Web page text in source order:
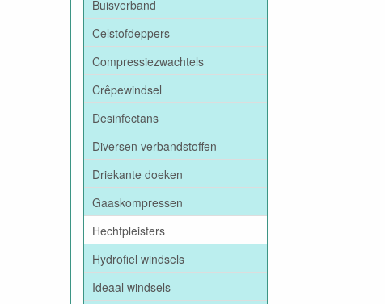
Buisverband
Celstofdeppers
Compressiezwachtels
Crêpewindsel
Desinfectans
Diversen verbandstoffen
Driekante doeken
Gaaskompressen
Hechtpleisters
Hydrofiel windsels
Ideaal windsels